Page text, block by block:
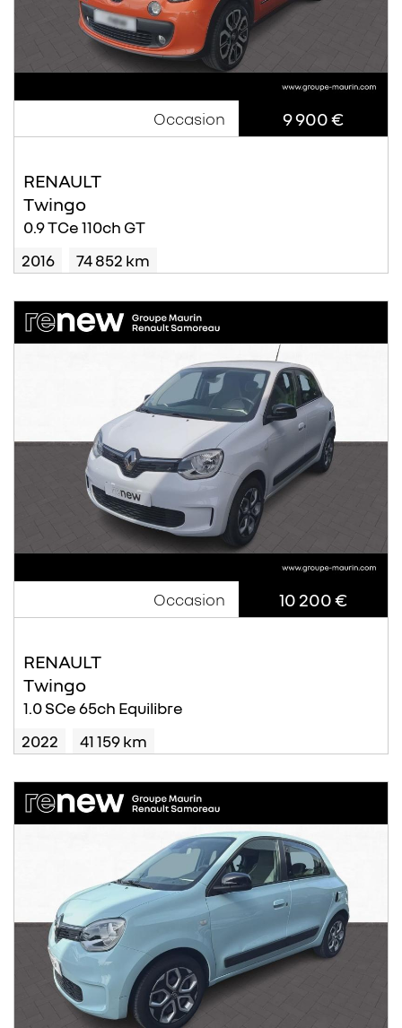
Occasion 9 900 €
RENAULT
Twingo
0.9 TCe 110ch GT
2016
74 852 km
Occasion 10 200 €
RENAULT
Twingo
1.0 SCe 65ch Equilibre
2022
41 159 km